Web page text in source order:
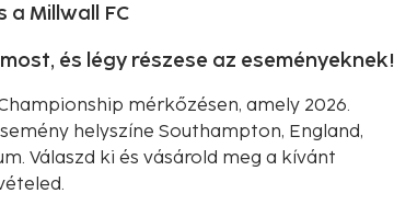
a Millwall FC
és légy részese az eseményeknek!
mérkőzésen, amely 2026.
helyszíne Southampton, England,
Válaszd ki és vásárold meg a kívánt